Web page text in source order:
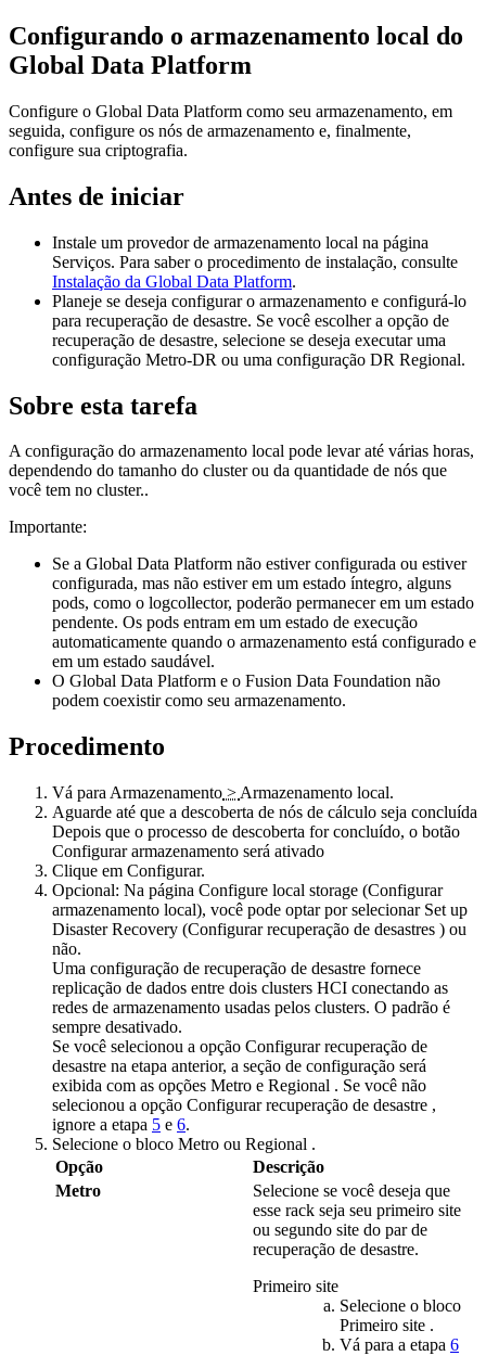
Configurando o armazenamento local do
Global Data Platform
Configure o Global Data Platform como seu armazenamento, em
seguida, configure os nós de armazenamento e, finalmente,
configure sua criptografia.
Antes de iniciar
Instale um provedor de armazenamento local na página
Serviços. Para saber o procedimento de instalação, consulte
Instalação da Global Data Platform.
Planeje se deseja configurar o armazenamento e configurá-lo
para recuperação de desastre. Se você escolher a opção de
recuperação de desastre, selecione se deseja executar uma
configuração Metro-DR ou uma configuração DR Regional.
Sobre esta tarefa
A configuração do armazenamento local pode levar até várias horas,
dependendo do tamanho do cluster ou da quantidade de nós que
você tem no cluster..
Importante:
Se a Global Data Platform não estiver configurada ou estiver
configurada, mas não estiver em um estado íntegro, alguns
pods, como o logcollector, poderão permanecer em um estado
pendente. Os pods entram em um estado de execução
automaticamente quando o armazenamento está configurado e
em um estado saudável.
O Global Data Platform e o Fusion Data Foundation não
podem coexistir como seu armazenamento.
Procedimento
Vá para Armazenamento > Armazenamento local.
Aguarde até que a descoberta de nós de cálculo seja concluída
Depois que o processo de descoberta for concluído, o botão
Configurar armazenamento será ativado
Clique em Configurar.
Opcional: Na página Configure local storage (Configurar
armazenamento local), você pode optar por selecionar Set up
Disaster Recovery (Configurar recuperação de desastres ) ou
não.
Uma configuração de recuperação de desastre fornece
replicação de dados entre dois clusters HCI conectando as
redes de armazenamento usadas pelos clusters. O padrão é
sempre desativado.
Se você selecionou a opção Configurar recuperação de
desastre na etapa anterior, a seção de configuração será
exibida com as opções Metro e Regional . Se você não
selecionou a opção Configurar recuperação de desastre ,
ignore a etapa 5 e 6.
Selecione o bloco Metro ou Regional .
Opção
Descrição
Metro
Selecione se você deseja que
esse rack seja seu primeiro site
ou segundo site do par de
recuperação de desastre.
Primeiro site
Selecione o bloco
Primeiro site .
Vá para a etapa 6